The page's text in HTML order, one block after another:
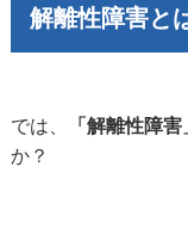
解離性障害と
では、 「解離性障害
か？